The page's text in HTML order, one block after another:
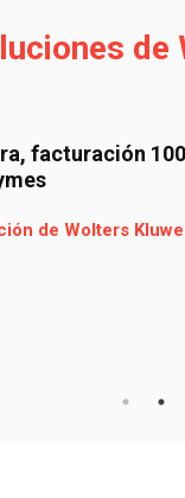
de
para